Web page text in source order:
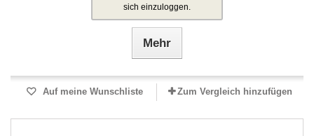
sich einzuloggen.
Mehr
Auf meine Wunschliste Zum Vergleich hinzufügen